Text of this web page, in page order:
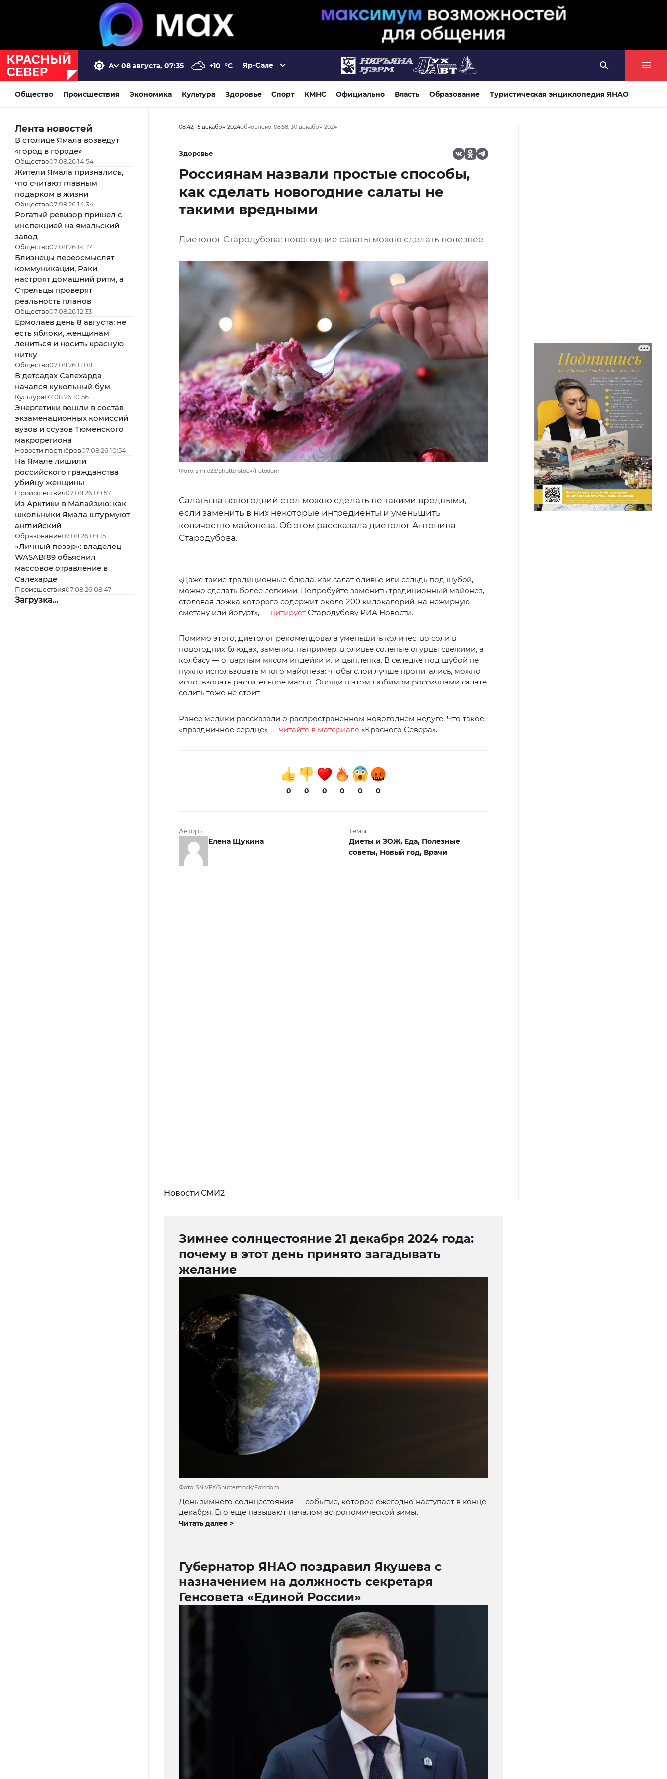
08 августа, 07:35 +10 °C Яр-Сале
Общество Происшествия Экономика Культура Здоровье Спорт КМНС Официально Власть Образование Туристическая энциклопедия ЯНАО
Лента новостей
В столице Ямала возведут
«город в городе»
Общество07.08.26 14:54
Жители Ямала признались,
что считают главным
подарком в жизни
Общество07.08.26 14:34
Рогатый ревизор пришел с
инспекцией на ямальский
завод
Общество07.08.26 14:17
Близнецы переосмыслят
коммуникации, Раки
настроят домашний ритм, а
Стрельцы проверят
реальность планов
Общество07.08.26 12:33
Ермолаев день 8 августа: не
есть яблоки, женщинам
лениться и носить красную
нитку
Общество07.08.26 11:08
В детсадах Салехарда
начался кукольный бум
Культура07.08.26 10:56
Энергетики вошли в состав
экзаменационных комиссий
вузов и ссузов Тюменского
макрорегиона
Новости партнёров07.08.26 10:54
На Ямале лишили
российского гражданства
убийцу женщины
Происшествия07.08.26 09:57
Из Арктики в Малайзию: как
школьники Ямала штурмуют
английский
Образование07.08.26 09:15
«Личный позор»: владелец
WASABI89 объяснил
массовое отравление в
Салехарде
Происшествия07.08.26 08:47
Загрузка...
08:42, 15 декабря 2024обновлено: 08:58, 30 декабря 2024
Здоровье
Россиянам назвали простые способы,
как сделать новогодние салаты не
такими вредными
Диетолог Стародубова: новогодние салаты можно сделать полезнее
Фото: smile23/Shutterstock/Fotodom
Салаты на новогодний стол можно сделать не такими вредными,
если заменить в них некоторые ингредиенты и уменьшить
количество майонеза. Об этом рассказала диетолог Антонина
Стародубова.
«Даже такие традиционные блюда, как салат оливье или сельдь под шубой,
можно сделать более легкими. Попробуйте заменить традиционный майонез,
столовая ложка которого содержит около 200 килокалорий, на нежирную
сметану или йогурт», — цитирует Стародубову РИА Новости.
Помимо этого, диетолог рекомендовала уменьшить количество соли в
новогодних блюдах, заменив, например, в оливье соленые огурцы свежими, а
колбасу — отварным мясом индейки или цыпленка. В селедке под шубой не
нужно использовать много майонеза: чтобы слои лучше пропитались, можно
использовать растительное масло. Овощи в этом любимом россиянами салате
солить тоже не стоит.
Ранее медики рассказали о распространенном новогоднем недуге. Что такое
«праздничное сердце» — читайте в материале «Красного Севера».
0 0 0 0 0 0
Авторы
Елена Щукина
Темы
Диеты и ЗОЖ, Еда, Полезные
советы, Новый год, Врачи
Новости СМИ2
Зимнее солнцестояние 21 декабря 2024 года:
почему в этот день принято загадывать
желание
Фото: SN VFX/Shutterstock/Fotodom
День зимнего солнцестояния — событие, которое ежегодно наступает в конце
декабря. Его еще называют началом астрономической зимы.
Читать далее >
Губернатор ЯНАО поздравил Якушева с
назначением на должность секретаря
Генсовета «Единой России»